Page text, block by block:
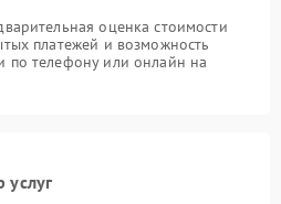
оценка стоимости
платежей и возможность
по телефону или онлайн на
услуг